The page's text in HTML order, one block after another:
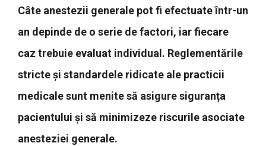
Câte anestezii generale pot fi efectuate într-un
an depinde de o serie de factori, iar fiecare
caz trebuie evaluat individual. Reglementările
stricte și standardele ridicate ale practicii
medicale sunt menite să asigure siguranța
pacientului și să minimizeze riscurile asociate
anesteziei generale.